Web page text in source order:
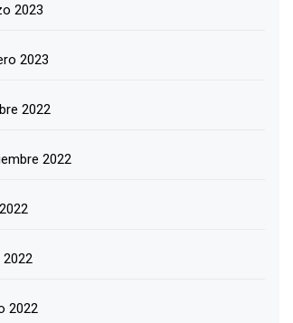
2023
2023
2022
2022
2022